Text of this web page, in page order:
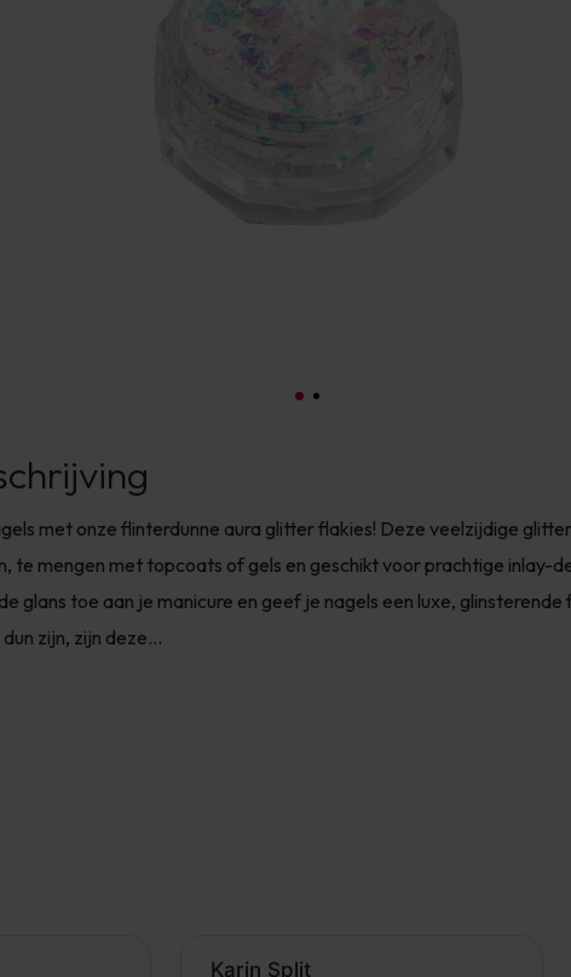
met onze flinterdunne aura glitter flakies! Deze veelzijdige
te mengen met topcoats of gels en geschikt voor prachtige inlay-
glans toe aan je manicure en geef je nagels een luxe, glinsterende
zijn, zijn deze...